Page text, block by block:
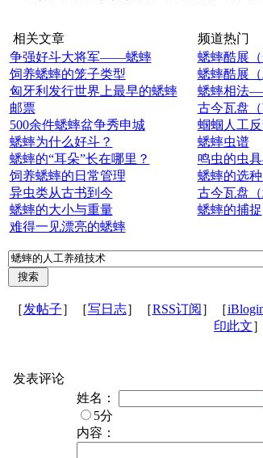
相关文章
争强好斗大将军——蟋蟀
饲养蟋蟀的笼子类型
匈牙利发行世界上最早的蟋蟀
邮票
500余件蟋蟀盆争秀申城
蟋蟀为什么好斗？
蟋蟀的“耳朵”长在哪里？
饲养蟋蟀的日常管理
异虫类从古书到今
蟋蟀的大小与重量
难得一见漂亮的蟋蟀
频道热门
蟋蟀酷展（
蟋蟀酷展（
蟋蟀相法
古今瓦盘
蝈蝈人工
蟋蟀虫谱
鸣虫的虫
蟋蟀的选
古今瓦盘
蟋蟀的捕捉
［发帖子］［写日志］［RSS订阅 ］［
印此文
发表评论
姓名：
5分
内容：